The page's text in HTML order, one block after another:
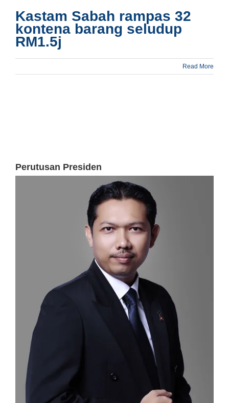
Kastam Sabah rampas 32
kontena barang seludup
RM1.5j
Read More
Perutusan Presiden